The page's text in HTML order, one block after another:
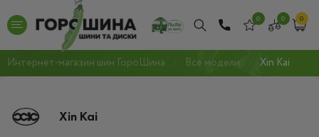
0 0 0
Интернет-магазин шин ГороШина Все модели Xin Kai
Xin Kai